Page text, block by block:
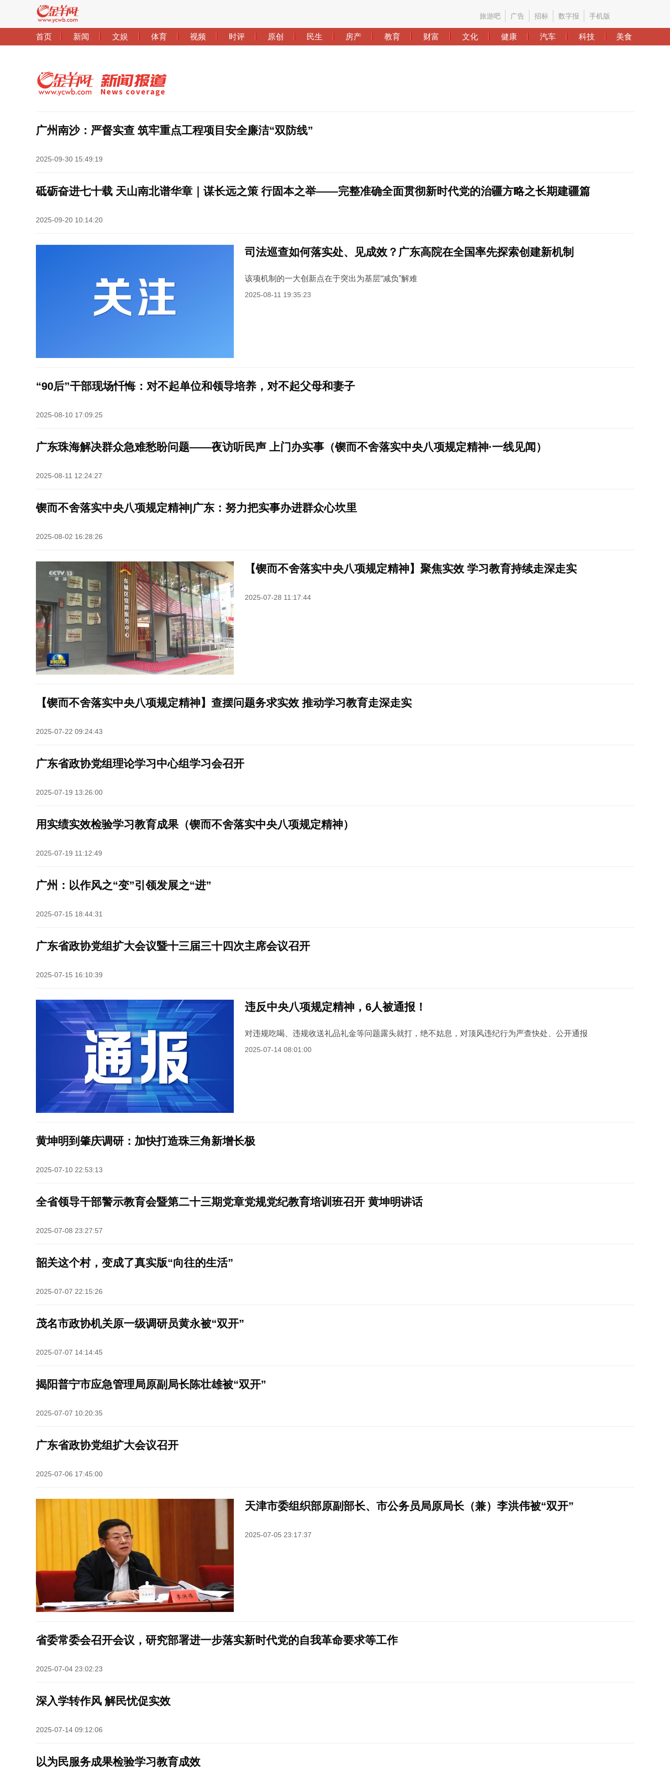
广州南沙：严督实查 筑牢重点工程项目安全廉洁“双防线”
2025-09-30 15:49:19
砥砺奋进七十载 天山南北谱华章｜谋长远之策 行固本之举——完整准确全面贯彻新时代党的治疆方略之长期建疆篇
2025-09-20 10:14:20
司法巡查如何落实处、见成效？广东高院在全国率先探索创建新机制
该项机制的一大创新点在于突出为基层“减负”解难
2025-08-11 19:35:23
“90后”干部现场忏悔：对不起单位和领导培养，对不起父母和妻子
2025-08-10 17:09:25
广东珠海解决群众急难愁盼问题——夜访听民声 上门办实事（锲而不舍落实中央八项规定精神·一线见闻）
2025-08-11 12:24:27
锲而不舍落实中央八项规定精神|广东：努力把实事办进群众心坎里
2025-08-02 16:28:26
【锲而不舍落实中央八项规定精神】聚焦实效 学习教育持续走深走实
2025-07-28 11:17:44
【锲而不舍落实中央八项规定精神】查摆问题务求实效 推动学习教育走深走实
2025-07-22 09:24:43
广东省政协党组理论学习中心组学习会召开
2025-07-19 13:26:00
用实绩实效检验学习教育成果（锲而不舍落实中央八项规定精神）
2025-07-19 11:12:49
广州：以作风之“变”引领发展之“进”
2025-07-15 18:44:31
广东省政协党组扩大会议暨十三届三十四次主席会议召开
2025-07-15 16:10:39
违反中央八项规定精神，6人被通报！
对违规吃喝、违规收送礼品礼金等问题露头就打，绝不姑息，对顶风违纪行为严查快处、公开通报
2025-07-14 08:01:00
黄坤明到肇庆调研：加快打造珠三角新增长极
2025-07-10 22:53:13
全省领导干部警示教育会暨第二十三期党章党规党纪教育培训班召开 黄坤明讲话
2025-07-08 23:27:57
韶关这个村，变成了真实版“向往的生活”
2025-07-07 22:15:26
茂名市政协机关原一级调研员黄永被“双开”
2025-07-07 14:14:45
揭阳普宁市应急管理局原副局长陈壮雄被“双开”
2025-07-07 10:20:35
广东省政协党组扩大会议召开
2025-07-06 17:45:00
天津市委组织部原副部长、市公务员局原局长（兼）李洪伟被“双开”
2025-07-05 23:17:37
省委常委会召开会议，研究部署进一步落实新时代党的自我革命要求等工作
2025-07-04 23:02:23
深入学转作风 解民忧促实效
2025-07-14 09:12:06
以为民服务成果检验学习教育成效